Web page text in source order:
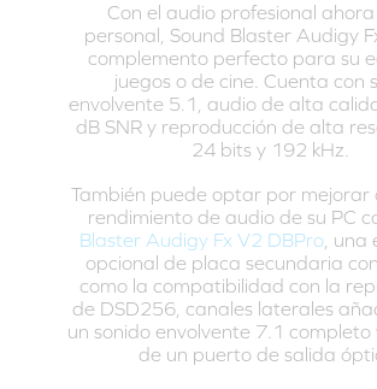
Con el audio profesional
personal, Sound Blaster Audigy
complemento perfecto para su
juegos o de cine. Cuenta con
envolvente 5.1, audio de alta
dB SNR y reproducción de alta
24 bits y 192 kHz.
También puede optar por mejorar
rendimiento de audio de su PC
Blaster Audigy Fx V2 DBPro, una
opcional de placa secundaria
como la compatibilidad con la
de DSD256, canales laterales
un sonido envolvente 7.1 completo
de un puerto de salida